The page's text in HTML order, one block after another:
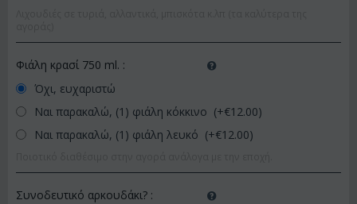
Φιάλη κρασί 750 ml. :
Όχι, ευχαριστώ
Ναι παρακαλώ, (1) φιάλη κόκκινο (+€12.00)
Ναι παρακαλώ, (1) φιάλη λευκό (+€12.00)
Συνοδευτικό αρκουδάκι? :